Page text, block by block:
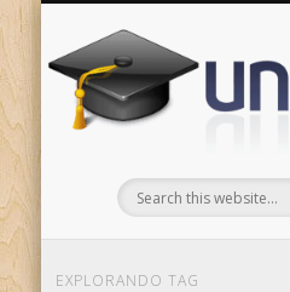
EXPLORANDO TAG